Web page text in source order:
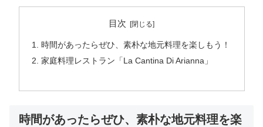
目次
時間があったらぜひ、素朴な地元料理を楽しもう！
家庭料理レストラン「La Cantina Di Arianna」
時間があったらぜひ、素朴な地元料理を楽